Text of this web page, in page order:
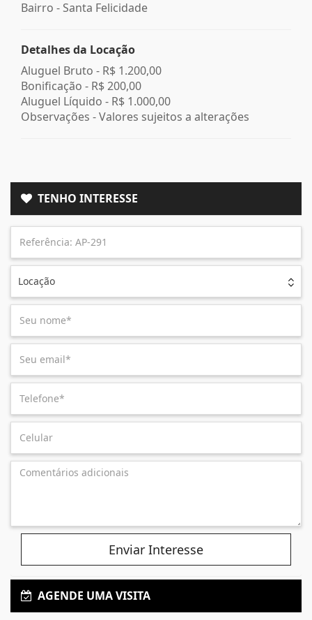
Bairro - Santa Felicidade
Detalhes da Locação
Aluguel Bruto - R$ 1.200,00
Bonificação - R$ 200,00
Aluguel Líquido - R$ 1.000,00
Observações - Valores sujeitos a alterações
TENHO INTERESSE
Locação
Enviar Interesse
AGENDE UMA VISITA